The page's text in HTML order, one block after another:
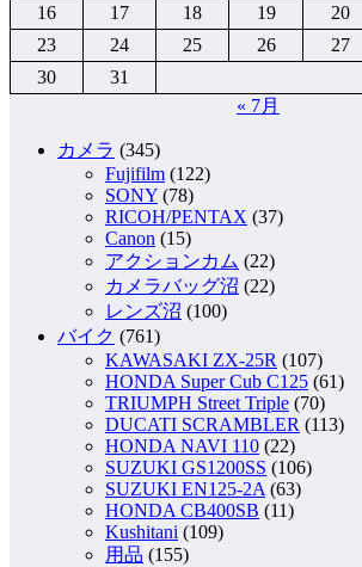
16
17 18 19 20
23
24 25 26 27
30
31
« 7月
カメラ (345)
Fujifilm (122)
SONY (78)
RICOH/PENTAX (37)
Canon (15)
アクションカム (22)
カメラバッグ沼 (22)
レンズ沼 (100)
バイク (761)
KAWASAKI ZX-25R (107)
HONDA Super Cub C125 (61)
TRIUMPH Street Triple (70)
DUCATI SCRAMBLER (113)
HONDA NAVI 110 (22)
SUZUKI GS1200SS (106)
SUZUKI EN125-2A (63)
HONDA CB400SB (11)
Kushitani (109)
用品 (155)